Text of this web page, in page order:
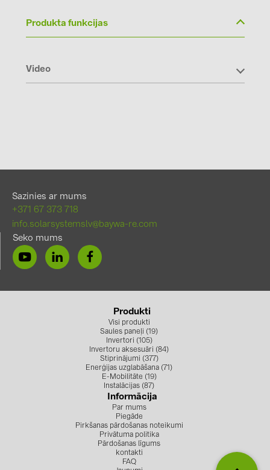
Produkta funkcijas
Video
Sazinies ar mums
+371 67 373 718
info.solarsystemslv@baywa-re.com
Seko mums
Produkti
Visi produkti
Saules paneļi (19)
Invertori (105)
Invertoru aksesuāri (84)
Stiprinājumi (377)
Enerģijas uzglabāšana (71)
E-Mobilitāte (19)
Instalācijas (87)
Informācija
Par mums
Piegāde
Pirkšanas pārdošanas noteikumi
Privātuma politika
Pārdošanas līgums
kontakti
FAQ